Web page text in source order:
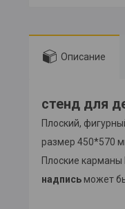
Описание
стенд для
Плоский,
размер 450*570
Плоские карманы
надписьможет